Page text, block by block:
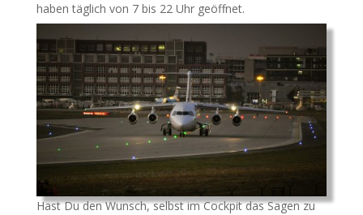
haben täglich von 7 bis 22 Uhr geöffnet.
Hast Du den Wunsch, selbst im Cockpit das Sagen zu